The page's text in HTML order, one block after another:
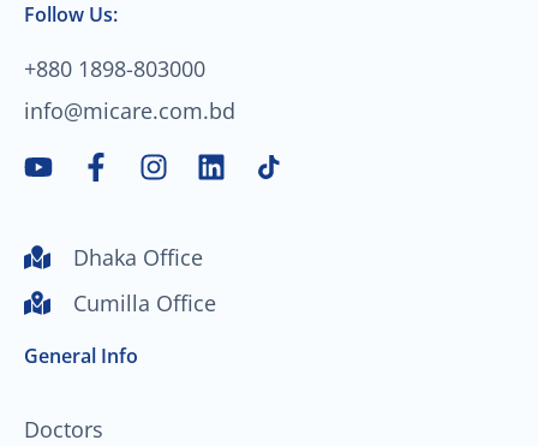
Follow Us:
+880 1898-803000
info@micare.com.bd
Y
t
u
b
F
a
e
o
o
k
f
I
n
t
g
L
i
d
Dhaka Office
Cumilla Office
General Info
Doctors